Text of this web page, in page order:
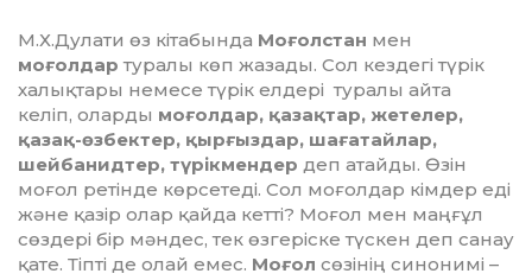
М.Х.Дулати өз кітабында Моғолстан мен
моғолдартуралы көп жазады. Сол кездегі түрік
халықтары немесе түрік елдері туралы айта
келіп, оларды моғолдар, қазақтар, жетелер,
қазақ-өзбектер, қырғыздар, шағатайлар,
шейбанидтер, түрікмендер деп атайды. Өзін
моғол ретінде көрсетеді. Сол моғолдар кімдер еді
және қазір олар қайда кетті? Моғол мен маңғұл
сөздері бір мәндес, тек өзгеріске түскен деп санау
қате. Тіпті де олай емес. Моғол сөзінің синонимі –